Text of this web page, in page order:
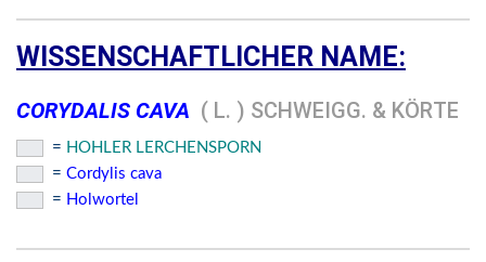
WISSENSCHAFTLICHER NAME:
CORYDALIS CAVA ( L. ) SCHWEIGG. & KÖRTE
= HOHLER LERCHENSPORN
= Cordylis cava
= Holwortel